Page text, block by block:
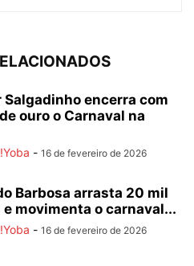
Salgadinho encerra com
ouro o Carnaval na
- 16 de fevereiro de 2026
Barbosa arrasta 20 mil
movimenta o carnaval...
- 16 de fevereiro de 2026